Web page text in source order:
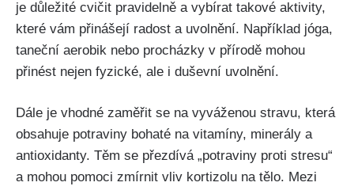
je důležité cvičit pravidelně⁣ a vybírat takové aktivity,
které⁢ vám přinášejí radost a uvolnění. Například jóga,
taneční aerobik nebo procházky v přírodě‌ mohou
přinést nejen fyzické, ale i⁣ duševní⁢ uvolnění.
Dále je vhodné zaměřit se na​ vyváženou ‍stravu, která
obsahuje ⁢potraviny bohaté‌ na vitamíny, minerály a
antioxidanty. Těm ⁢se přezdívá „potraviny‌ proti stresu“
a mohou ⁢pomoci zmírnit vliv kortizolu na⁣ tělo. Mezi